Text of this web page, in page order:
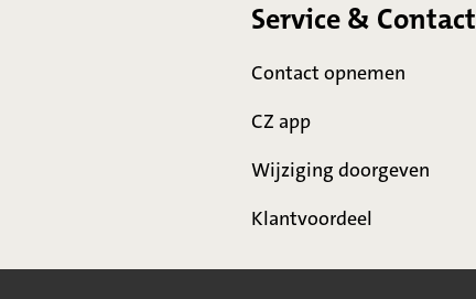
Service & Contact
Contact opnemen
CZ app
Wijziging doorgeven
Klantvoordeel